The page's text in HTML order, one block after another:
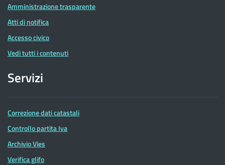
Amministrazione trasparente
Atti di notifica
Accesso civico
Vedi tutti i contenuti
Servizi
Correzione dati catastali
Controllo partita Iva
Archivio Vies
Verifica glifo